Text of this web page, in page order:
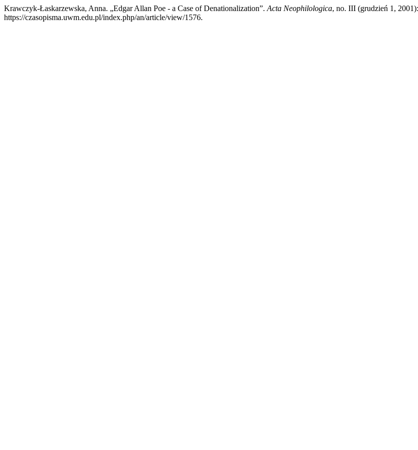
Krawczyk-Łaskarzewska, Anna. „Edgar Allan Poe - a Case of Denationalization”. Acta Neophilologica, no. III (grudzień 1,
https://czasopisma.uwm.edu.pl/index.php/an/article/view/1576.